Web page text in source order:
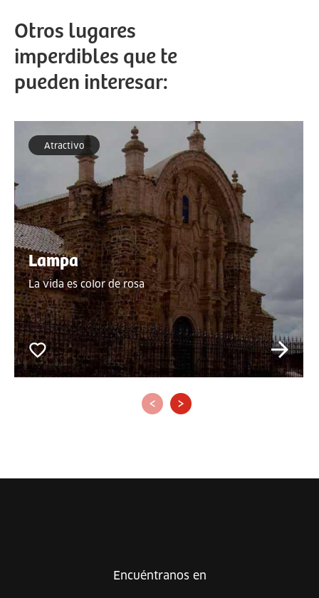
Otros lugares
imperdibles que te
pueden interesar:
Atractivo
Lampa
La vida es color de rosa
‹ ›
Encuéntranos en